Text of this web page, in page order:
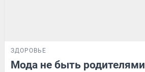
ЗДОРОВЬЕ
Мода не быть родителями